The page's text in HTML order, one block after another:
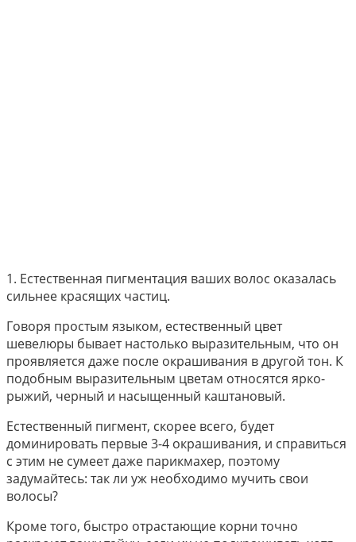
1. Естественная пигментация ваших волос оказалась
сильнее красящих частиц.
Говоря простым языком, естественный цвет
шевелюры бывает настолько выразительным, что он
проявляется даже после окрашивания в другой тон. К
подобным выразительным цветам относятся ярко-
рыжий, черный и насыщенный каштановый.
Естественный пигмент, скорее всего, будет
доминировать первые 3-4 окрашивания, и справиться
с этим не сумеет даже парикмахер, поэтому
задумайтесь: так ли уж необходимо мучить свои
волосы?
Кроме того, быстро отрастающие корни точно